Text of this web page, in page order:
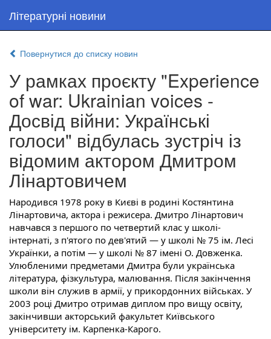
Літературні новини
Повернутися до списку новин
У рамках проєкту "Experience
of war: Ukrainian voices -
Досвід війни: Українські
голоси" відбулась зустріч із
відомим актором Дмитром
Лінартовичем
Народився 1978 року в Києві в родині Костянтина
Лінартовича, актора і режисера. Дмитро Лінартович
навчався з першого по четвертий клас у школі-
інтернаті, з п'ятого по дев'ятий — у школі № 75 ім. Лесі
Українки, а потім — у школі № 87 імені О. Довженка.
Улюбленими предметами Дмитра були українська
література, фізкультура, малювання. Після закінчення
школи він служив в армії, у прикордонних військах. У
2003 році Дмитро отримав диплом про вищу освіту,
закінчивши акторський факультет Київського
університету ім. Карпенка-Карого.